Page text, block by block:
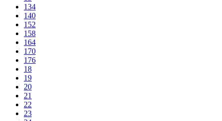
134
140
152
158
164
170
176
18
19
20
21
22
23